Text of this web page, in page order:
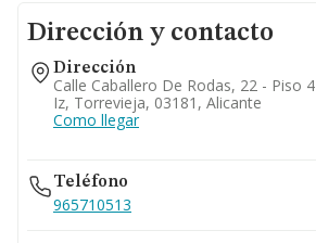
Dirección y contacto
Dirección
Calle Caballero De Rodas, 22 - Piso 4
Iz, Torrevieja, 03181, Alicante
Como llegar
Teléfono
965710513